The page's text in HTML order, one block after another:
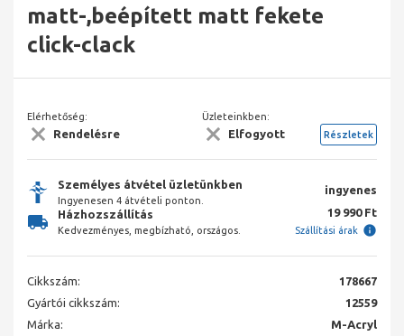
matt-,beépített matt fekete
click-clack
Elérhetőség:
Rendelésre
Üzleteinkben:
Elfogyott Részletek
Személyes átvétel üzletünkben
Ingyenesen 4 átvételi ponton.
ingyenes
Házhozszállítás
Kedvezményes, megbízható, országos.
19 990 Ft
Szállítási árak
Cikkszám:
178667
Gyártói cikkszám:
12559
Márka:
M-Acryl